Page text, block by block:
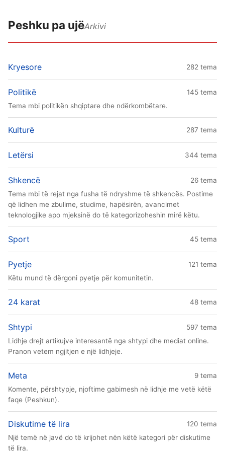
Peshku pa ujëArkivi
Kryesore 282 tema
Politikë
145 tema
Tema mbi politikën shqiptare dhe ndërkombëtare.
Kulturë 287 tema
Letërsi 344 tema
Shkencë
26 tema
Tema mbi të rejat nga fusha të ndryshme të shkencës. Postime
që lidhen me zbulime, studime, hapësirën, avancimet
teknologjike apo mjeksinë do të kategorizoheshin mirë këtu.
Sport 45 tema
Pyetje
121 tema
Këtu mund të dërgoni pyetje për komunitetin.
24 karat 48 tema
Shtypi
597 tema
Lidhje drejt artikujve interesantë nga shtypi dhe mediat online.
Pranon vetem ngjitjen e një lidhjeje.
Meta
9 tema
Komente, përshtypje, njoftime gabimesh në lidhje me vetë këtë
faqe (Peshkun).
Diskutime të lira
120 tema
Një temë në javë do të krijohet nën këtë kategori për diskutime
të lira.